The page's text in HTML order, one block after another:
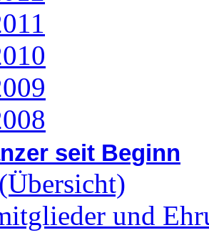
seit Beginn
und